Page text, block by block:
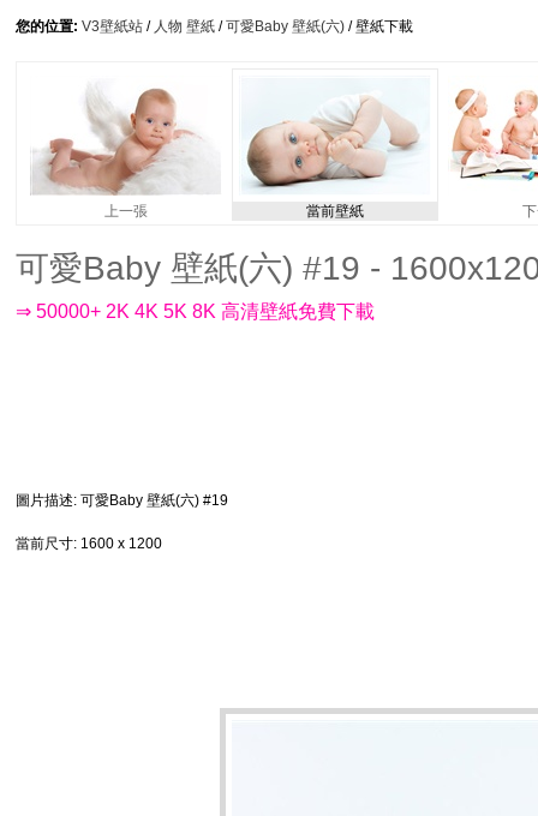
您的位置: V3壁紙站 / 人物 壁紙 /可愛Baby 壁紙(六) / 壁紙下載
上一張 當前壁紙
可愛Baby 壁紙(六) #19 -
⇒ 50000+ 2K 4K 5K 8K 高清壁紙免費下載
圖片描述: 可愛Baby 壁紙(六) #19
當前尺寸: 1600 x 1200